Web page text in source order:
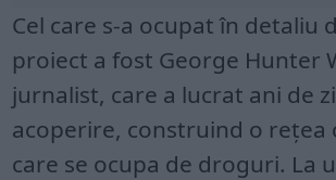
Cel care s-a ocupat în detaliu
proiect a fost George Hunter
jurnalist, care a lucrat ani de
acoperire, construind o rețea
care se ocupa de droguri. La